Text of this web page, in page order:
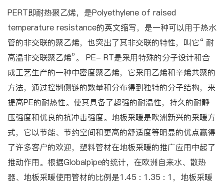
PERT即耐热聚乙烯，是Polyethylene of raised
temperature resistance的英文缩写，是一种可以用于热水
管的非交联的聚乙烯，也突出了其非交联的特性，叫它“ 耐
高温非交联聚乙烯”。 PE- RT是采用特殊的分子设计和合
成工艺生产的一种中密度聚乙烯，它采用乙烯和辛烯共聚的
方法，通过控制侧链的数量和分布得到独特的分子结构，来
提高PE的耐热性。使其具备了超强的耐温性，持久的耐静
压强度和优良的抗冲击强度。地板采暖是欧洲新兴的采暖方
式，它以节能、节约空间和更高的舒适度等明显的优点赢得
了许多客户的欢迎，塑料管材在地板采暖的推广应用中起了
推动作用。根据Globalpipe的统计，在欧洲自来水、散热
器、地板采暖使用管材的比例是1.45 : 1.35 : 1，地板采暖